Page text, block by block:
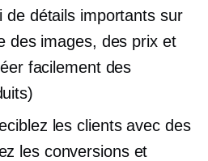
de détails importants sur
des images, des prix et
facilement des
les clients avec des
les conversions et